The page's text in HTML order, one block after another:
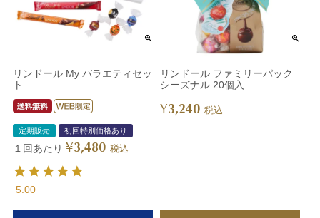
リンドール My バラエティセッ
ト
定期販売 初回特別価格あり
１回あたり ¥3,480 税込
5.00
リンドール ファミリーパック
シーズナル 20個入
¥3,240 税込